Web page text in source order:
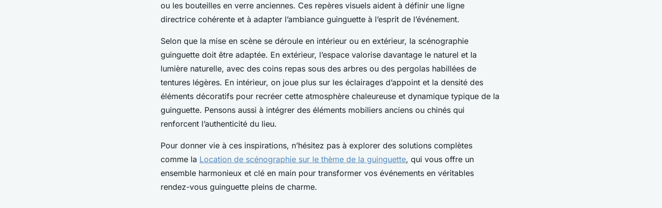
ou les bouteilles en verre anciennes. Ces repères visuels aident à définir une ligne
directrice cohérente et à adapter l’ambiance guinguette à l’esprit de l’événement.
Selon que la mise en scène se déroule en intérieur ou en extérieur, la scénographie
guinguette doit être adaptée. En extérieur, l’espace valorise davantage le naturel et la
lumière naturelle, avec des coins repas sous des arbres ou des pergolas habillées de
tentures légères. En intérieur, on joue plus sur les éclairages d’appoint et la densité des
éléments décoratifs pour recréer cette atmosphère chaleureuse et dynamique typique de la
guinguette. Pensons aussi à intégrer des éléments mobiliers anciens ou chinés qui
renforcent l’authenticité du lieu.
Pour donner vie à ces inspirations, n’hésitez pas à explorer des solutions complètes
comme la Location de scénographie sur le thème de la guinguette, qui vous offre un
ensemble harmonieux et clé en main pour transformer vos événements en véritables
rendez-vous guinguette pleins de charme.